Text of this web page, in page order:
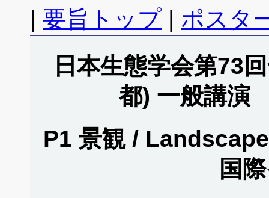
| 要旨トップ | ポスタ
日本生態学会第73
都) 一般講演
P1 景観 /
国